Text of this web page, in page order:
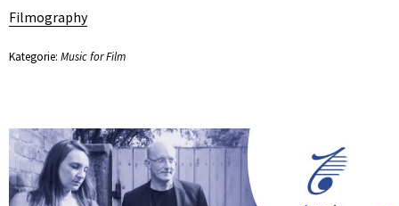
Filmography
Kategorie: Music for Film